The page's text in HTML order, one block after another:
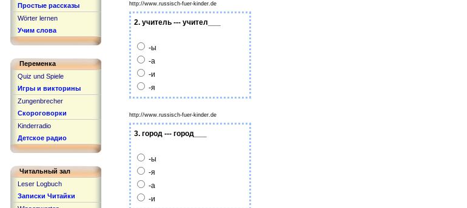
http://www.russisch-fuer-kinder.de
2. учитель --- учител___
-ы
-а
-и
-я
http://www.russisch-fuer-kinder.de
3. город --- город___
-ы
-я
-а
-и
Простые рассказы
Wörter lernen
Учим слова
Переменка
Quiz und Spiele
Игры и викторины
Zungenbrecher
Скороговорки
Kinderradio
Детское радио
Читальный зал
Leser Logbuch
Записки Читайки